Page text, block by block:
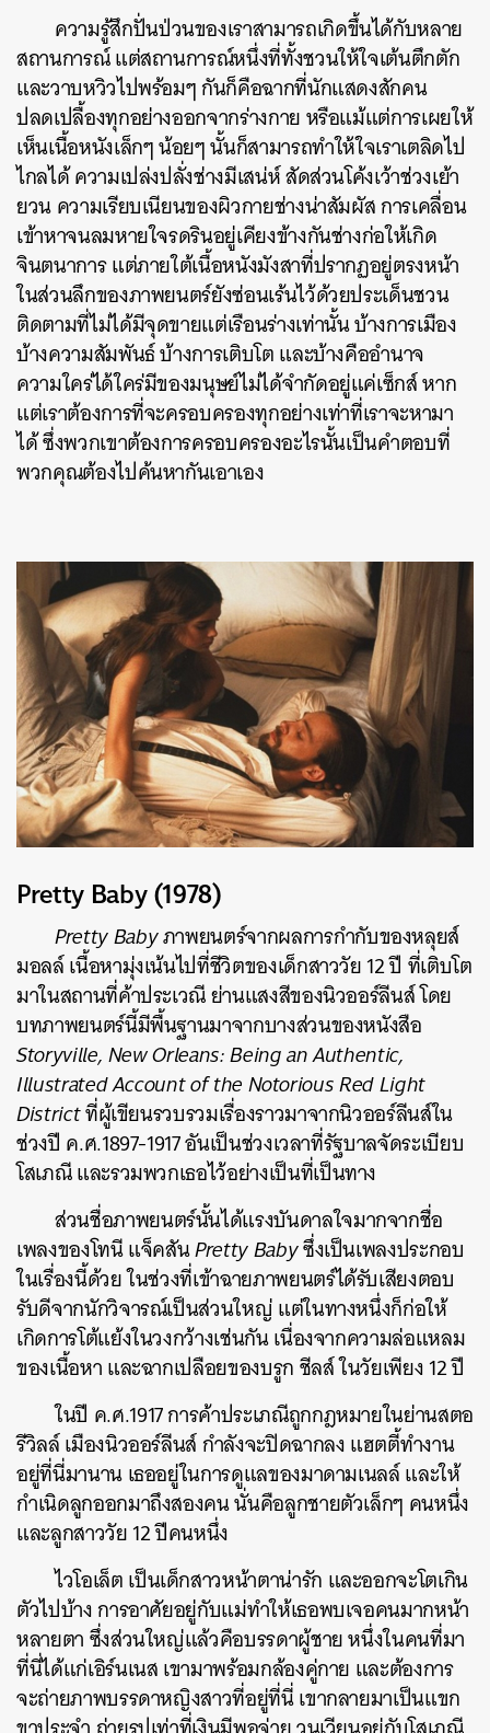
ความรู้สึกปั่นป่วนของเราสามารถเกิดขึ้นได้กับหลาย
สถานการณ์ แต่สถานการณ์หนึ่งที่ทั้งชวนให้ใจเต้นตึกตัก
และวาบหวิวไปพร้อมๆ กันก็คือฉากที่นักแสดงสักคน
ปลดเปลื้องทุกอย่างออกจากร่างกาย หรือแม้แต่การเผยให้
เห็นเนื้อหนังเล็กๆ น้อยๆ นั้นก็สามารถทำให้ใจเราเตลิดไป
ไกลได้ ความเปล่งปลั่งช่างมีเสน่ห์ สัดส่วนโค้งเว้าช่วงเย้า
ยวน ความเรียบเนียนของผิวกายช่างน่าสัมผัส การเคลื่อน
เข้าหาจนลมหายใจรดรินอยู่เคียงข้างกันช่างก่อให้เกิด
จินตนาการ แต่ภายใต้เนื้อหนังมังสาที่ปรากฏอยู่ตรงหน้า
ในส่วนลึกของภาพยนตร์ยังซ่อนเร้นไว้ด้วยประเด็นชวน
ติดตามที่ไม่ได้มีจุดขายแต่เรือนร่างเท่านั้น บ้างการเมือง
บ้างความสัมพันธ์ บ้างการเติบโต และบ้างคืออำนาจ
ความใคร่ได้ใคร่มีของมนุษย์ไม่ได้จำกัดอยู่แค่เซ็กส์ หาก
แต่เราต้องการที่จะครอบครองทุกอย่างเท่าที่เราจะหามา
ได้ ซึ่งพวกเขาต้องการครอบครองอะไรนั้นเป็นคำตอบที่
พวกคุณต้องไปค้นหากันเอาเอง
Pretty Baby (1978)
Pretty Babyภาพยนตร์จากผลการกำกับของหลุยส์
มอลล์ เนื้อหามุ่งเน้นไปที่ชีวิตของเด็กสาววัย 12 ปี ที่เติบโต
มาในสถานที่ค้าประเวณี ย่านแสงสีของนิวออร์ลีนส์ โดย
บทภาพยนตร์นี้มีพื้นฐานมาจากบางส่วนของหนังสือ
Storyville, New Orleans: Being an Authentic,
Illustrated Account of the Notorious Red Light
Districtที่ผู้เขียนรวบรวมเรื่องราวมาจากนิวออร์ลีนส์ใน
ช่วงปี ค.ศ.1897-1917 อันเป็นช่วงเวลาที่รัฐบาลจัดระเบียบ
โสเภณีและรวมพวกเธอไว้อย่างเป็นที่เป็นทาง
ส่วนชื่อภาพยนตร์นั้นได้แรงบันดาลใจมากจากชื่อ
เพลงของโทนี แจ็คสันPretty Babyซึ่งเป็นเพลงประกอบ
ในเรื่องนี้ด้วยในช่วงที่เข้าฉายภาพยนตร์ได้รับเสียงตอบ
รับดีจากนักวิจารณ์เป็นส่วนใหญ่ แต่ในทางหนึ่งก็ก่อให้
เกิดการโต้แย้งในวงกว้างเช่นกัน เนื่องจากความล่อแหลม
ของเนื้อหา และฉากเปลือยของบรูก ชีลส์ ในวัยเพียง 12 ปี
ในปี ค.ศ.1917 การค้าประเภณีถูกกฎหมายในย่านสตอ
รีวิลล์ เมืองนิวออร์ลีนส์ กำลังจะปิดฉากลง แฮตตี้ทำงาน
อยู่ที่นี่มานาน เธออยู่ในการดูแลของมาดามเนลล์ และให้
กำเนิดลูกออกมาถึงสองคน นั่นคือลูกชายตัวเล็กๆ คนหนึ่ง
และลูกสาววัย 12 ปีคนหนึ่ง
ไวโอเล็ต เป็นเด็กสาวหน้าตาน่ารัก และออกจะโตเกิน
ตัวไปบ้าง การอาศัยอยู่กับแม่ทำให้เธอพบเจอคนมากหน้า
หลายตา ซึ่งส่วนใหญ่แล้วคือบรรดาผู้ชาย หนึ่งในคนที่มา
ที่นี่ได้แก่เอิร์นเนส เขามาพร้อมกล้องคู่กาย และต้องการ
จะถ่ายภาพบรรดาหญิงสาวที่อยู่ที่นี่ เขากลายมาเป็นแขก